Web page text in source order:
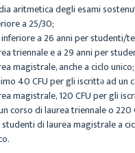
aritmetica degli esami
a 25/30;
a 26 anni per studenti/
triennale e a 29 anni per
magistrale, anche a ciclo unico;
40 CFU per gli iscrittə ad un
magistrale, 120 CFU per gli
corso di laurea triennale o 220
di laurea magistrale a